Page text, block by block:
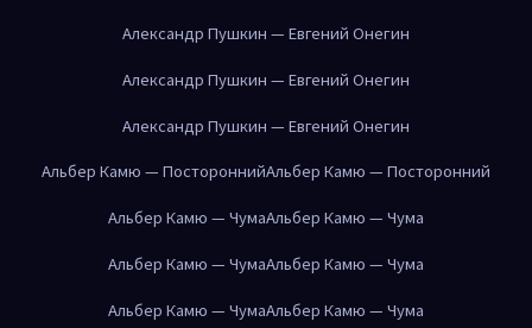
Александр Пушкин — Евгений Онегин
Александр Пушкин — Евгений Онегин
Александр Пушкин — Евгений Онегин
Альбер Камю — ПостороннийАльбер Камю — Посторонний
Альбер Камю — ЧумаАльбер Камю — Чума
Альбер Камю — ЧумаАльбер Камю — Чума
Альбер Камю — ЧумаАльбер Камю — Чума